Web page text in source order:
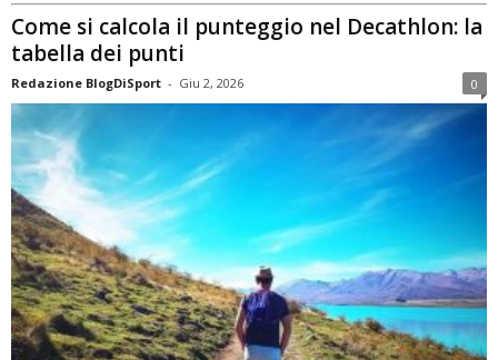
Come si calcola il punteggio nel Decathlon: la
tabella dei punti
Redazione BlogDiSport - Giu 2, 2026 0